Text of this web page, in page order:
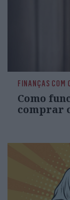
FINANÇAS COM
Como
comprar